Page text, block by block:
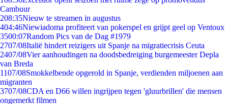
Cambuur
208:35Nieuw te streamen in augustus
404:46Niewiadoma profiteert van pokerspel en grijpt geel op Ventoux
3500:07Random Pics van de Dag #1979
2707/08Italië hindert reizigers uit Spanje na migratiecrisis Ceuta
2407/08Vier aanhoudingen na doodsbedreiging burgemeester Depla
van Breda
1107/08Smokkelbende opgerold in Spanje, verdienden miljoenen aan
migranten
3707/08CDA en D66 willen ingrijpen tegen 'gluurbrillen' die mensen
ongemerkt filmen